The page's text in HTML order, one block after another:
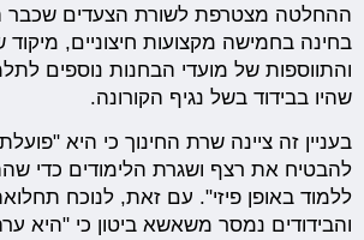
ההחלטה מצטרפת לשורת הצעדים שכבר
בחינה בחמישה מקצועות חיצוניים,
והתווספות של מועדי הבחנות נוספים
שהיו בבידוד בשל נגיף הקורונה.
בעניין זה ציינה שרת החינוך כי היא
להבטיח את רצף ושגרת הלימודים כדי
ללמוד באופן פיזי". עם זאת, לנוכח
והבידודים נמסר משאשא ביטון כי "היא